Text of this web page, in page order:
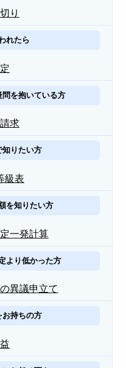
り
れたら
を抱いている方
求
知りたい方
級表
を知りたい方
一発計算
より低かった方
異議申立て
お持ちの方